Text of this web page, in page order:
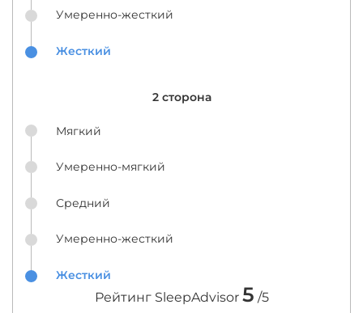
Умеренно-жесткий
Жесткий
2 сторона
Мягкий
Умеренно-мягкий
Средний
Умеренно-жесткий
Жесткий
Рейтинг SleepAdvisor 5 /5